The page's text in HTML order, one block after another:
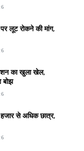
लूट रोकने की मांग,
का खुला खेल,
बोझ
हजार से अधिक छात्र,